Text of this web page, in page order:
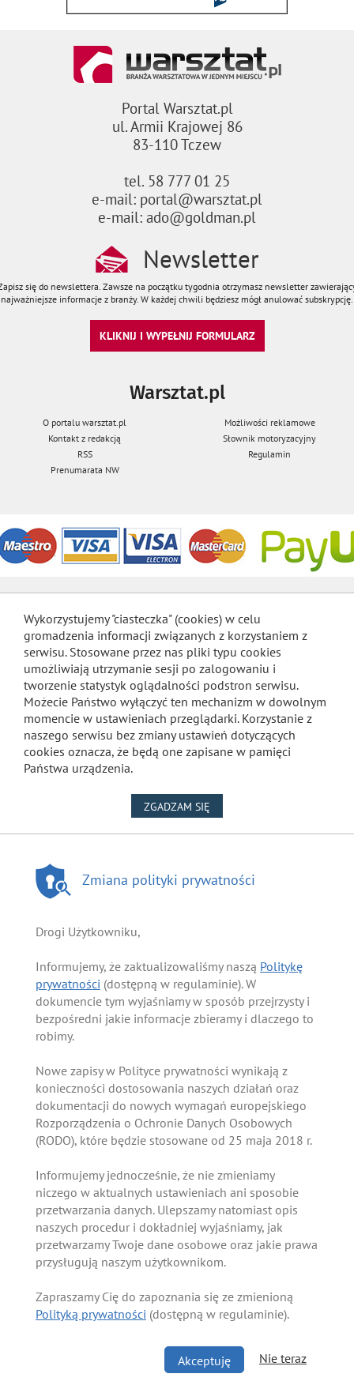
Portal Warsztat.pl
ul. Armii Krajowej 86
83-110 Tczew
tel. 58 777 01 25
e-mail: portal@warsztat.pl
e-mail: ado@goldman.pl
Newsletter
się do newslettera. Zawsze na początku tygodnia otrzymasz newsletter
najważniejsze informacje z branży. W każdej chwili będziesz mógł anulować subskrypcję.
KLIKNIJ I WYPEŁNIJ FORMULARZ
Warsztat.pl
O portalu warsztat.pl
Możliwości reklamowe
Kontakt z redakcją
Słownik motoryzacyjny
RSS
Regulamin
Prenumarata NW
Wykorzystujemy "ciasteczka" (cookies) w celu
gromadzenia informacji związanych z korzystaniem z
serwisu. Stosowane przez nas pliki typu cookies
umożliwiają utrzymanie sesji po zalogowaniu i
tworzenie statystyk oglądalności podstron serwisu.
Możecie Państwo wyłączyć ten mechanizm w dowolnym
momencie w ustawieniach przeglądarki. Korzystanie z
naszego serwisu bez zmiany ustawień dotyczących
cookies oznacza, że będą one zapisane w pamięci
Państwa urządzenia.
ZGADZAM SIĘ
Zmiana polityki prywatności
Drogi Użytkowniku,
Informujemy, że zaktualizowaliśmy naszą Politykę
prywatności (dostępną w regulaminie). W
dokumencie tym wyjaśniamy w sposób przejrzysty i
bezpośredni jakie informacje zbieramy i dlaczego to
robimy.
Nowe zapisy w Polityce prywatności wynikają z
konieczności dostosowania naszych działań oraz
dokumentacji do nowych wymagań europejskiego
Rozporządzenia o Ochronie Danych Osobowych
(RODO), które będzie stosowane od 25 maja 2018 r.
Informujemy jednocześnie, że nie zmieniamy
niczego w aktualnych ustawieniach ani sposobie
przetwarzania danych. Ulepszamy natomiast opis
naszych procedur i dokładniej wyjaśniamy, jak
przetwarzamy Twoje dane osobowe oraz jakie prawa
przysługują naszym użytkownikom.
Zapraszamy Cię do zapoznania się ze zmienioną
Polityką prywatności (dostępną w regulaminie).
Akceptuję Nie teraz